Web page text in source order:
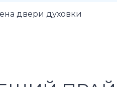
двери духовки